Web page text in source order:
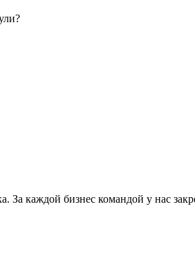
За каждой бизнес командой у нас